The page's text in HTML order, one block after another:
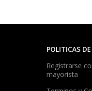
POLITICAS
Registrarse
mayorista